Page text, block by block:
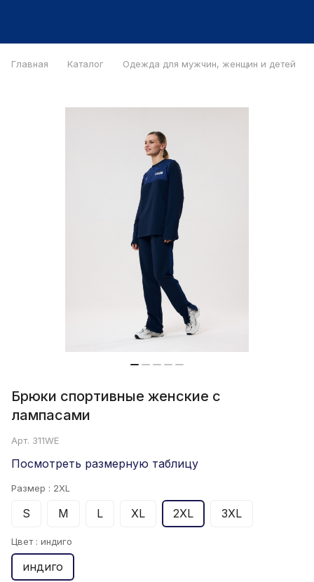
Главная Каталог Одежда для мужчин, женщин и детей
Брюки спортивные женские с
лампасами
Арт. 311WE
Посмотреть размерную таблицу
Размер : 2XL
S M L XL 2XL 3XL
Цвет : индиго
индиго